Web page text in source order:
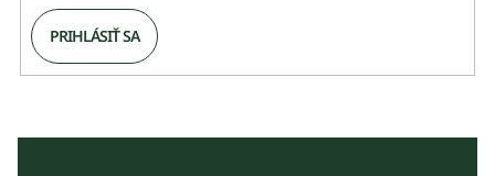
PRIHLÁSIŤ SA